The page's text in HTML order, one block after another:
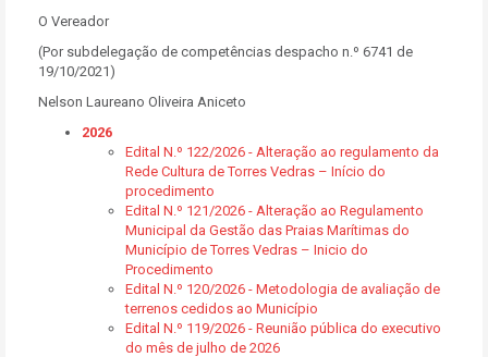
O Vereador
(Por subdelegação de competências despacho n.º 6741 de
19/10/2021)
Nelson Laureano Oliveira Aniceto
2026
Edital N.º 122/2026 - Alteração ao regulamento da
Rede Cultura de Torres Vedras – Início do
procedimento
Edital N.º 121/2026 - Alteração ao Regulamento
Municipal da Gestão das Praias Marítimas do
Município de Torres Vedras – Inicio do
Procedimento
Edital N.º 120/2026 - Metodologia de avaliação de
terrenos cedidos ao Município
Edital N.º 119/2026 - Reunião pública do executivo
do mês de julho de 2026